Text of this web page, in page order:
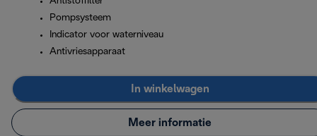
Pompsysteem
Indicator voor waterniveau
Antivriesapparaat
In winkelwagen
Meer informatie